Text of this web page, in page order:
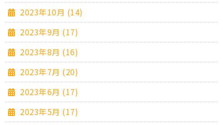
2023年10月 (14)
2023年9月 (17)
2023年8月 (16)
2023年7月 (20)
2023年6月 (17)
2023年5月 (17)